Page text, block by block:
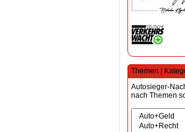
Themen |
Autosieger-
nach Themen